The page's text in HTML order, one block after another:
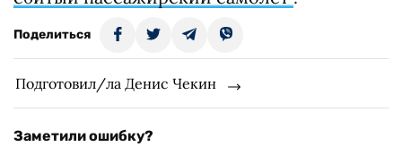
Поделиться
Подготовил/ла Денис Чекин
Заметили ошибку?